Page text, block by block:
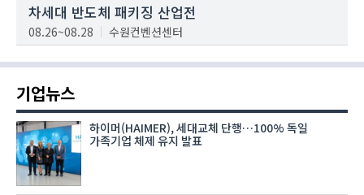
차세대 반도체 패키징 산업전
08.26~08.28 수원컨벤션센터
기업뉴스
하이머(HAIMER), 세대교체 단행…100% 독일
가족기업 체제 유지 발표